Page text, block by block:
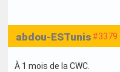
#3379
abdou-ESTunis
À 1 mois de la CWC.